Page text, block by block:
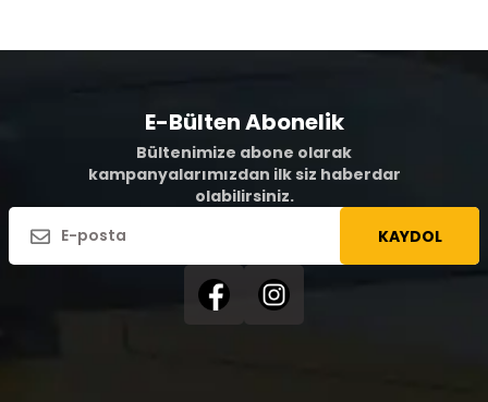
E-Bülten Abonelik
Bültenimize abone olarak
kampanyalarımızdan ilk siz haberdar
olabilirsiniz.
KAYDOL